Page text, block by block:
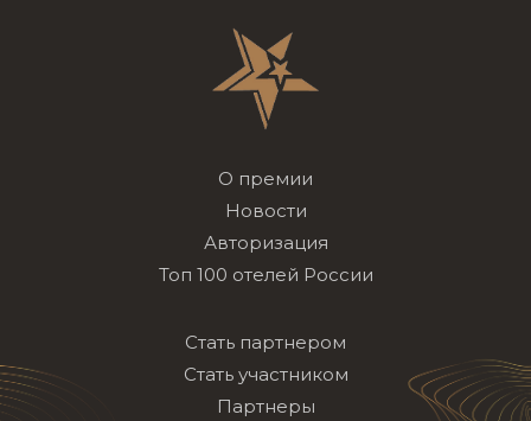
О премии
Новости
Авторизация
Топ 100 отелей России
Стать партнером
Стать участником
Партнеры